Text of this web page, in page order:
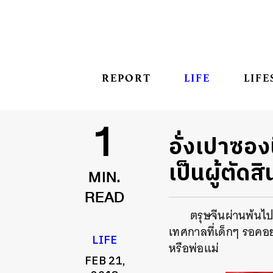
REPORT LIFE
1
MIN.
READ
LIFE
FEB 21,
อั่งเปาซอ
เป็นผู้ตัดสิ
ตรุษจีนผ่านพ้นไ
เทศกาลที่เด็กๆ รอค
หรือพ่อแม่